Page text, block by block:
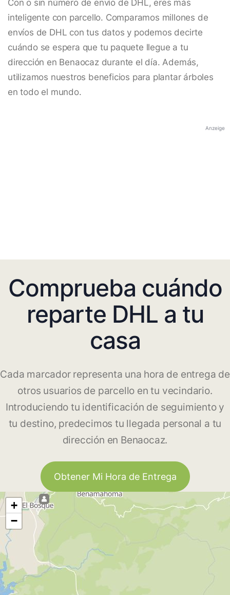
Con o sin número de envío de DHL, eres más
inteligente con parcello. Comparamos millones de
envíos de DHL con tus datos y podemos decirte
cuándo se espera que tu paquete llegue a tu
dirección en Benaocaz durante el día. Además,
utilizamos nuestros beneficios para plantar árboles
en todo el mundo.
Anzeige
Comprueba cuándo
reparte DHL a tu
casa
Cada marcador representa una hora de entrega de
otros usuarios de parcello en tu vecindario.
Introduciendo tu identificación de seguimiento y
tu destino, predecimos tu llegada personal a tu
dirección en Benaocaz.
Obtener Mi Hora de Entrega
+
−